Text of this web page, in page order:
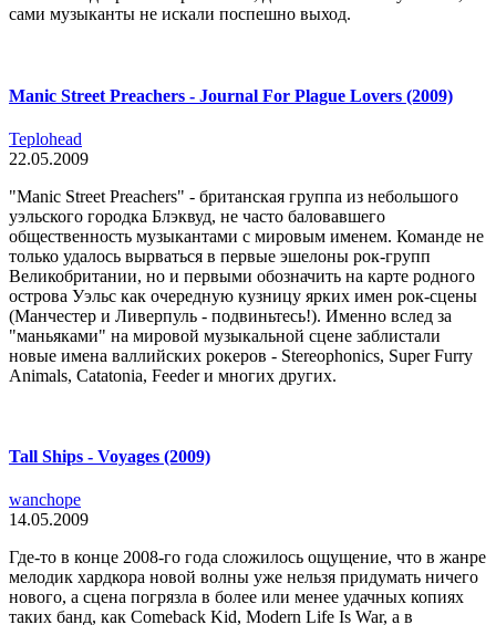
сами музыканты не искали поспешно выход.
Manic Street Preachers - Journal For Plague Lovers (2009)
Teplohead
22.05.2009
"Manic Street Preachers" - британская группа из небольшого
уэльского городка Блэквуд, не часто баловавшего
общественность музыкантами с мировым именем. Команде не
только удалось вырваться в первые эшелоны рок-групп
Великобритании, но и первыми обозначить на карте родного
острова Уэльс как очередную кузницу ярких имен рок-сцены
(Манчестер и Ливерпуль - подвиньтесь!). Именно вслед за
"маньяками" на мировой музыкальной сцене заблистали
новые имена валлийских рокеров - Stereophonics, Super Furry
Animals, Catatonia, Feeder и многих других.
Tall Ships - Voyages (2009)
wanchope
14.05.2009
Где-то в конце 2008-го года сложилось ощущение, что в жанре
мелодик хардкора новой волны уже нельзя придумать ничего
нового, а сцена погрязла в более или менее удачных копиях
таких банд, как Comeback Kid, Modern Life Is War, а в